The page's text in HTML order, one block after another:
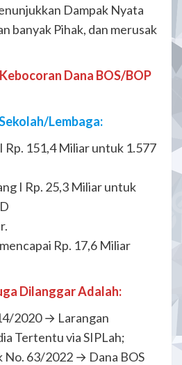
Dampak Nyata
banyak Pihak, dan merusak
Dana BOS/BOP
Lembaga:
Rp. 151,4 Miliar untuk 1.577
I Rp. 25,3 Miliar untuk
Rp. 17,6 Miliar
Dilanggar Adalah:
2020 → Larangan
Tertentu via SIPLah;
63/2022 → Dana BOS